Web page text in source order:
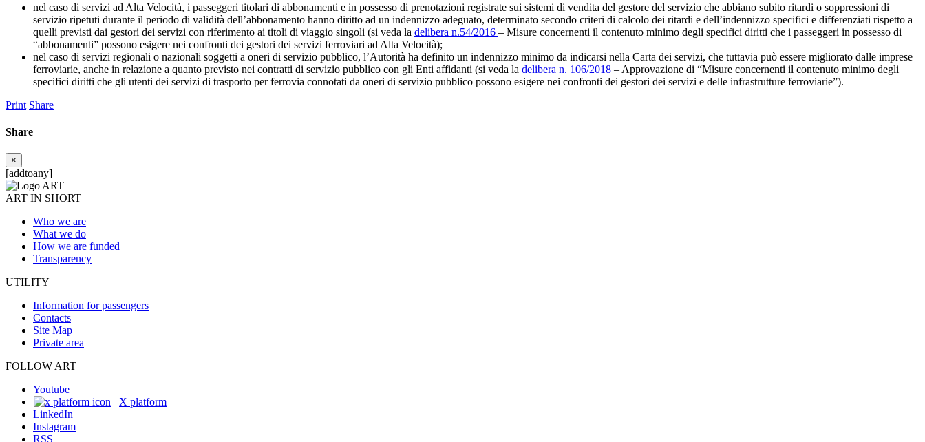
nel caso di servizi ad Alta Velocità, i passeggeri titolari di abbonamenti e in possesso di prenotazioni registrate sui sistemi di vendita del gestore del servizio che abbiano subito ritardi o soppressioni di
servizio ripetuti durante il periodo di validità dell’abbonamento hanno diritto ad un indennizzo adeguato, determinato secondo criteri di calcolo dei ritardi e dell’indennizzo specifici e differenziati rispetto a
quelli previsti dai gestori dei servizi con riferimento ai titoli di viaggio singoli (si veda la delibera n.54/2016 – Misure concernenti il contenuto minimo degli specifici diritti che i passeggeri in possesso di
“abbonamenti” possono esigere nei confronti dei gestori dei servizi ferroviari ad Alta Velocità);
nel caso di servizi regionali o nazionali soggetti a oneri di servizio pubblico, l’Autorità ha definito un indennizzo minimo da indicarsi nella Carta dei servizi, che tuttavia può essere migliorato dalle imprese
ferroviarie, anche in relazione a quanto previsto nei contratti di servizio pubblico con gli Enti affidanti (si veda la delibera n. 106/2018 – Approvazione di “Misure concernenti il contenuto minimo degli
specifici diritti che gli utenti dei servizi di trasporto per ferrovia connotati da oneri di servizio pubblico possono esigere nei confronti dei gestori dei servizi e delle infrastrutture ferroviarie”).
Print Share
Share
×
[addtoany]
ART IN SHORT
Who we are
What we do
How we are funded
Transparency
UTILITY
Information for passengers
Contacts
Site Map
Private area
FOLLOW ART
Youtube
X platform
LinkedIn
Instagram
RSS